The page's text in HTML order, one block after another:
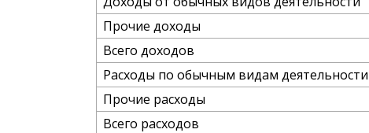
Прочие доходы
Всего доходов
Расходы по обычным видам деятельности
Прочие расходы
Всего расходов